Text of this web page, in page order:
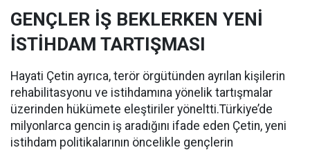
GENÇLER İŞ BEKLERKEN YENİ
İSTİHDAM TARTIŞMASI
Hayati Çetin ayrıca, terör örgütünden ayrılan kişilerin
rehabilitasyonu ve istihdamına yönelik tartışmalar
üzerinden hükümete eleştiriler yöneltti.Türkiye’de
milyonlarca gencin iş aradığını ifade eden Çetin, yeni
istihdam politikalarının öncelikle gençlerin